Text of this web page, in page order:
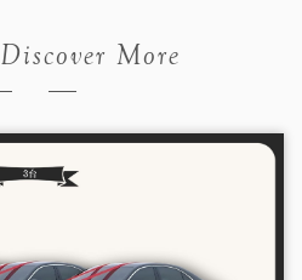
Discover More